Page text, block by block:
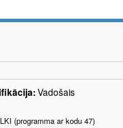
Vadošais
(programma ar kodu 47)